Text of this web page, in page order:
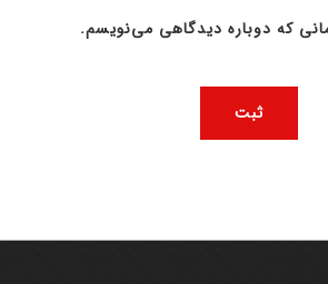
که دوباره دیدگاهی می‌نویسم.